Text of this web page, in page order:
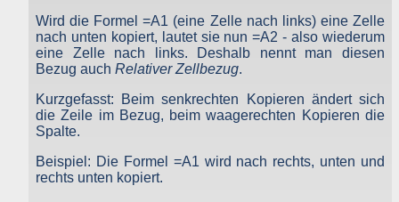
Definitionen der verwendeten Begriffe (z.B. “personenbezogene
Daten” oder “Verarbeitung”) finden Sie in Art. 4 DSGVO.
Zugriffsdaten
Wir, der Websitebetreiber bzw. Seitenprovider, erheben aufgrund
unseres berechtigten Interesses (s. Art. 6 Abs. 1 lit. f. DSGVO)
Daten über Zugriffe auf die Website und speichern diese als
„Server-Logfiles“ auf dem Server der Website ab. Folgende Daten
Besuchte Website und besuchte Webseite
Uhrzeit zum Zeitpunkt des Zugriffes
Wird die Formel =A1 (eine Zelle nach links) eine Zelle
nach unten kopiert, lautet sie nun =A2 - also wiederum
eine Zelle nach links. Deshalb nennt man diesen
Bezug auch Relativer Zellbezug.
Kurzgefasst: Beim senkrechten Kopieren ändert sich
die Zeile im Bezug, beim waagerechten Kopieren die
Spalte.
Beispiel: Die Formel =A1 wird nach rechts, unten und
rechts unten kopiert.